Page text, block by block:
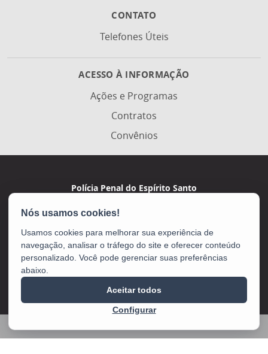
CONTATO
Telefones Úteis
ACESSO À INFORMAÇÃO
Ações e Programas
Contratos
Convênios
Polícia Penal do Espírito Santo
Av. Marechal Campos, 495 - De Lourdes
Usamos cookies para melhorar sua experiência de
navegação, analisar o tráfego do site e oferecer conteúdo
personalizado. Você pode gerenciar suas preferências
abaixo.
Configurar
Aceitar todos